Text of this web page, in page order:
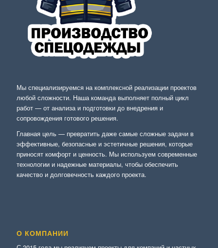
Мы специализируемся на комплексной реализации проектов
любой сложности. Наша команда выполняет полный цикл
работ — от анализа и подготовки до внедрения и
сопровождения готового решения.
Главная цель — превратить даже самые сложные задачи в
эффективные, безопасные и эстетичные решения, которые
приносят комфорт и ценность. Мы используем современные
технологии и надежные материалы, чтобы обеспечить
качество и долговечность каждого проекта.
О КОМПАНИИ